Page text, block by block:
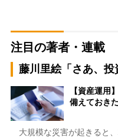
注目の著者・連載
藤川里絵「さあ、投
【資産運用
備えておき
大規模な災害が起きると